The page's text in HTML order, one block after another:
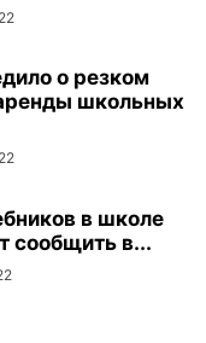
о резком
школьных
в школе
сообщить в...